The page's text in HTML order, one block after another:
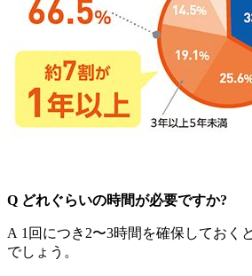
Q どれぐらいの時間が必要ですか?
A 1回につき2〜3時間を確保しておく
でしょう。